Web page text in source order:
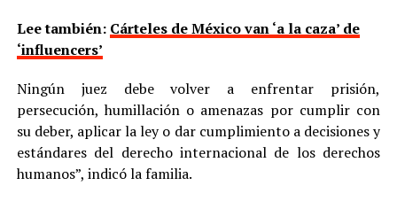
Lee también: Cárteles de México van ‘a la caza’ de
‘influencers’
Ningún juez debe volver a enfrentar prisión,
persecución, humillación o amenazas por cumplir con
su deber, aplicar la ley o dar cumplimiento a decisiones y
estándares del derecho internacional de los derechos
humanos”, indicó la familia.